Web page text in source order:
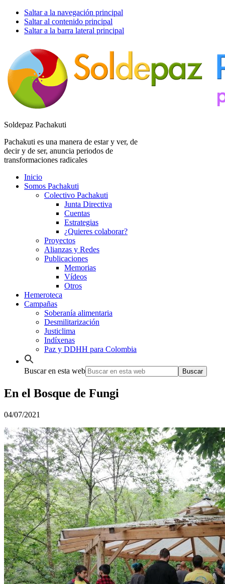
Saltar a la navegación principal
Saltar al contenido principal
Saltar a la barra lateral principal
Soldepaz Pachakuti
Pachakuti es una manera de estar y ver, de
decir y de ser, anuncia periodos de
transformaciones radicales
Inicio
Somos Pachakuti
Colectivo Pachakuti
Junta Directiva
Cuentas
Estrategias
¿Quieres colaborar?
Proyectos
Alianzas y Redes
Publicaciones
Memorias
Vídeos
Otros
Hemeroteca
Campañas
Soberanía alimentaria
Desmilitarización
Justiclima
Indíxenas
Paz y DDHH para Colombia
Buscar en esta web
En el Bosque de Fungi
04/07/2021